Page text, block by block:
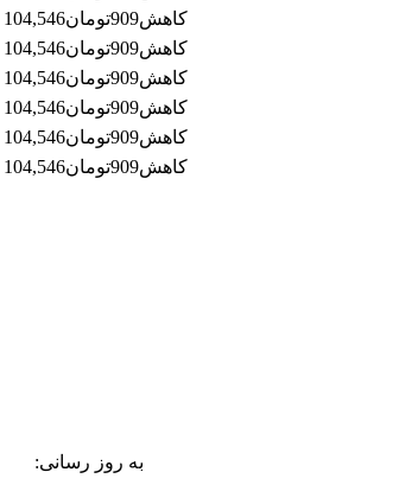
کاهش909تومان104,546
کاهش909تومان104,546
کاهش909تومان104,546
کاهش909تومان104,546
کاهش909تومان104,546
کاهش909تومان104,546
به روز رسانی: